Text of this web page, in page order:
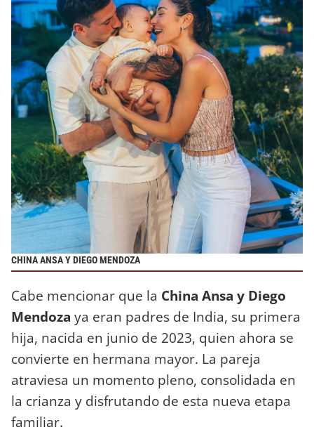
CHINA ANSA Y DIEGO MENDOZA
Cabe mencionar que la China Ansa y Diego
Mendoza ya eran padres de India, su primera
hija, nacida en junio de 2023, quien ahora se
convierte en hermana mayor. La pareja
atraviesa un momento pleno, consolidada en
la crianza y disfrutando de esta nueva etapa
familiar.